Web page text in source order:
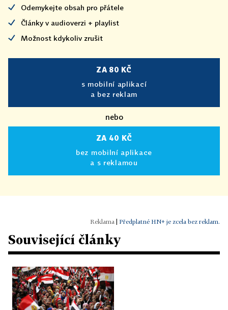
Odemykejte obsah pro přátele
Články v audioverzi + playlist
Možnost kdykoliv zrušit
ZA 80 KČ
s mobilní aplikací
a bez reklam
nebo
ZA 40 KČ
bez mobilní aplikace
a s reklamou
Předplatné HN+ je zcela bez reklam.
Související články